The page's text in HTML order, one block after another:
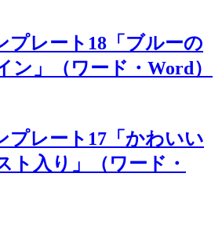
プレート18「ブルーの
ン」（ワード・Word）
プレート17「かわいい
ト入り」（ワード・